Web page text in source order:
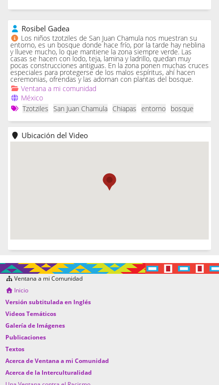
Rosibel Gadea
Los niños tzotziles de San Juan Chamula nos muestran su
entorno, es un bosque donde hace frío, por la tarde hay neblina
y llueve mucho, lo que mantiene la zona siempre verde. Las
casas se hacen con lodo, teja, lamina y ladrillo, quedan muy
pocas construcciones antiguas. En la zona ponen muchas cruces
especiales para protegerse de los malos espíritus, ahí hacen
ceremonias, ofrendas y las adornan con plantas del bosque.
Ventana a mi comunidad
México
Tzotziles
San Juan Chamula Chiapas entorno bosque
Ubicación del Video
Ventana a mi Comunidad
Inicio
Versión subtitulada en Inglés
Videos Temáticos
Galería de Imágenes
Publicaciones
Textos
Acerca de Ventana a mi Comunidad
Acerca de la Interculturalidad